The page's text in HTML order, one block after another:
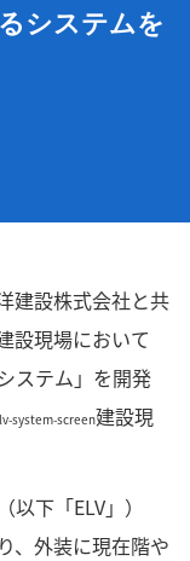
システムを
建設株式会社と共
設現場において
ステム」を開発
建設現
下「ELV」）
、外装に現在階や